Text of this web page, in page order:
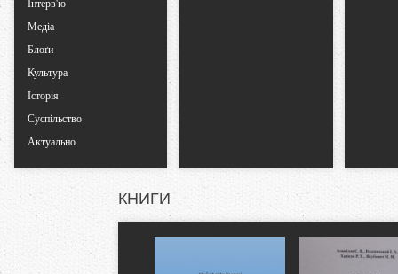
Інтерв'ю
Медіа
Блоґи
Культура
Історія
Суспільство
Актуально
КНИГИ